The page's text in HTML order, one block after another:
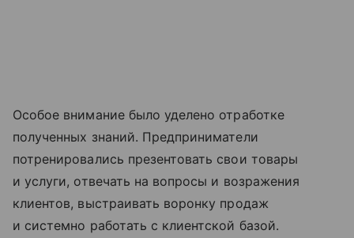
Особое внимание было уделено отработке
полученных знаний. Предприниматели
потренировались презентовать свои товары
и услуги, отвечать на вопросы и возражения
клиентов, выстраивать воронку продаж
и системно работать с клиентской базой.